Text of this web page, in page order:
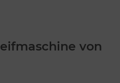
von